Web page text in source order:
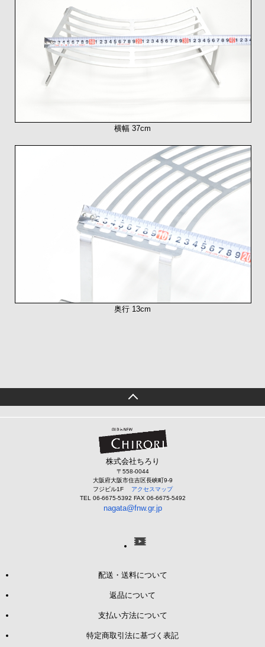
横幅 37cm
奥行 13cm
株式会社ちろり
〒558-0044
大阪府大阪市住吉区長峡町9-9
フジビル1F
アクセスマップ
TEL 06-6675-5392 FAX 06-6675-5492
nagata@fnw.gr.jp
配送・送料について
返品について
支払い方法について
特定商取引法に基づく表記